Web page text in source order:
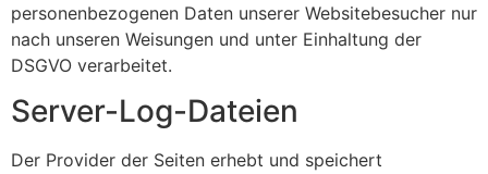
personenbezogenen Daten unserer Websitebesucher nur
nach unseren Weisungen und unter Einhaltung der
DSGVO verarbeitet.
Server-Log-Dateien
Der Provider der Seiten erhebt und speichert